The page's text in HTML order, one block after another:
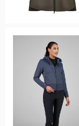
ACAVALLO
BACK ON TRACK
BÜMAG